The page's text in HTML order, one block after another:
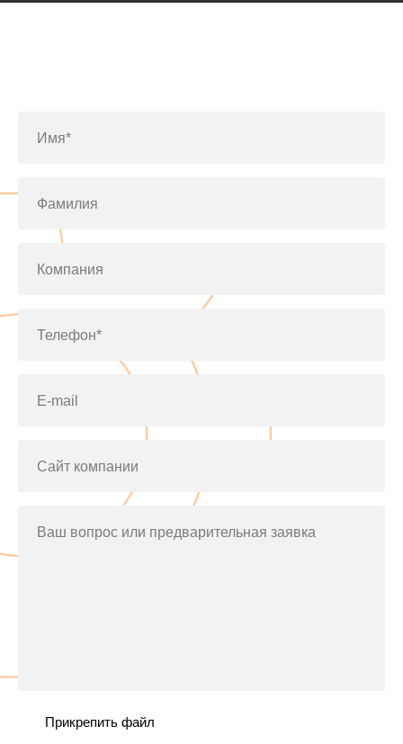
Имя*
Фамилия
Компания
Телефон*
E-mail
Сайт компании
Ваш вопрос или предварительная заявка
Прикрепить файл